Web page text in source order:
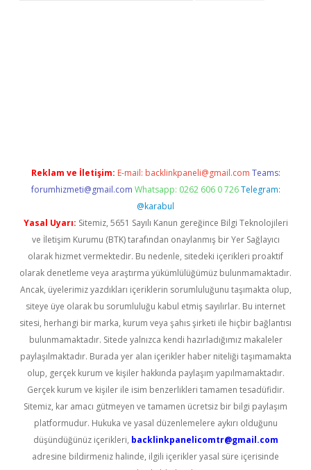
Reklam ve İletişim: E-mail: backlinkpaneli@gmail.com Teams:
forumhizmeti@gmail.com Whatsapp: 0262 606 0 726 Telegram:
@karabul
Yasal Uyarı: Sitemiz, 5651 Sayılı Kanun gereğince Bilgi Teknolojileri
ve İletişim Kurumu (BTK) tarafından onaylanmış bir Yer Sağlayıcı
olarak hizmet vermektedir. Bu nedenle, sitedeki içerikleri proaktif
olarak denetleme veya araştırma yükümlülüğümüz bulunmamaktadır.
Ancak, üyelerimiz yazdıkları içeriklerin sorumluluğunu taşımakta olup,
siteye üye olarak bu sorumluluğu kabul etmiş sayılırlar. Bu internet
sitesi, herhangi bir marka, kurum veya şahıs şirketi ile hiçbir bağlantısı
bulunmamaktadır. Sitede yalnızca kendi hazırladığımız makaleler
paylaşılmaktadır. Burada yer alan içerikler haber niteliği taşımamakta
olup, gerçek kurum ve kişiler hakkında paylaşım yapılmamaktadır.
Gerçek kurum ve kişiler ile isim benzerlikleri tamamen tesadüfidir.
Sitemiz, kar amacı gütmeyen ve tamamen ücretsiz bir bilgi paylaşım
platformudur. Hukuka ve yasal düzenlemelere aykırı olduğunu
düşündüğünüz içerikleri, backlinkpanelicomtr@gmail.com
adresine bildirmeniz halinde, ilgili içerikler yasal süre içerisinde